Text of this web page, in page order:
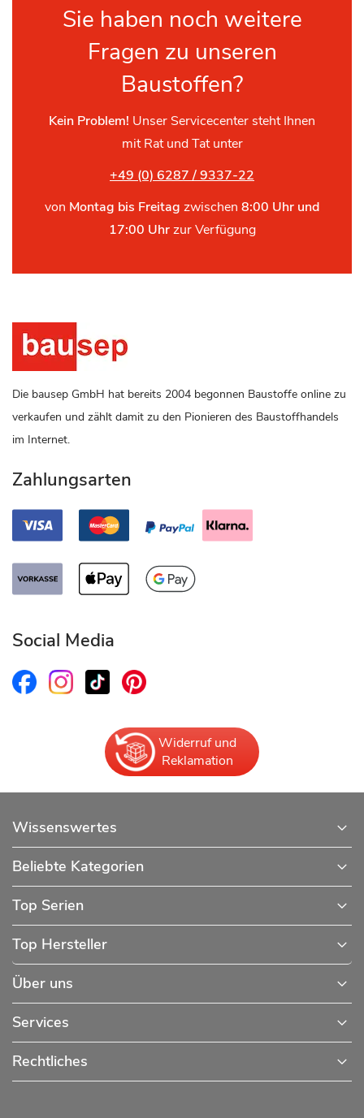
Sie haben noch weitere
Fragen zu unseren
Baustoffen?
Kein Problem! Unser Servicecenter steht Ihnen
mit Rat und Tat unter
+49 (0) 6287 / 9337-22
von Montag bis Freitag zwischen 8:00 Uhr und
17:00 Uhrzur Verfügung
Die bausep GmbH hat bereits 2004 begonnen Baustoffe online zu
verkaufen und zählt damit zu den Pionieren des Baustoffhandels
im Internet.
Zahlungsarten
Social Media
Widerruf und
Reklamation
Wissenswertes
Beliebte Kategorien
Top Serien
Top Hersteller
Über uns
Services
Rechtliches